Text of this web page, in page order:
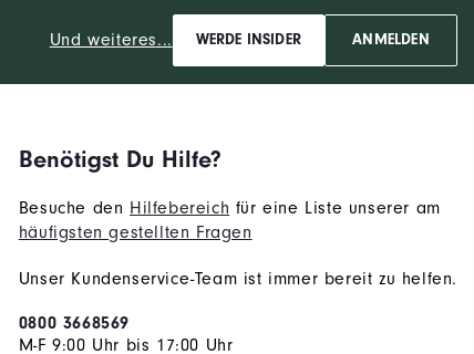
Und weiteres... WERDE INSIDER ANMELDEN
Benötigst Du Hilfe?
Besuche den Hilfebereich für eine Liste unserer am
häufigsten gestellten Fragen
Unser Kundenservice-Team ist immer bereit zu helfen.
0800 3668569
M-F 9:00 Uhr bis 17:00 Uhr